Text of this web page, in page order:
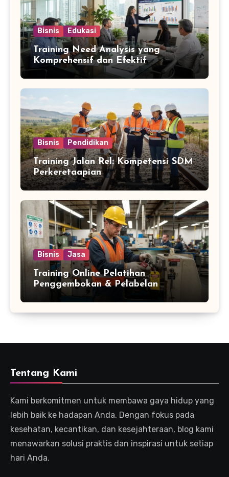
Bisnis Edukasi
Training Need Analysis yang
Komprehensif dan Efektif
Bisnis Pendidikan
Training Jalan Rel: Kompetensi SDM
Perkeretaapian
Bisnis Jasa
Training Online Pelatihan
Penggembokan & Pelabelan
Tentang Kami
Kami berkomitmen untuk membawa gaya hidup yang
lebih baik ke hadapan Anda. Dengan fokus pada
kesehatan, kecantikan, dan kesejahteraan, blog kami
menawarkan solusi praktis dan inspirasi untuk setiap
hari Anda.